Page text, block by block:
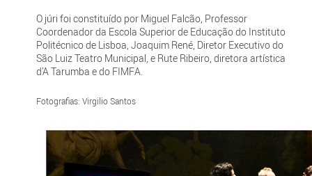
O júri foi constituído por Miguel Falcão, Professor
Coordenador da Escola Superior de Educação do Instituto
Politécnico de Lisboa, Joaquim René, Diretor Executivo do
São Luiz Teatro Municipal, e Rute Ribeiro, diretora artística
d’A Tarumba e do FIMFA.
Fotografias: Virgilio Santos